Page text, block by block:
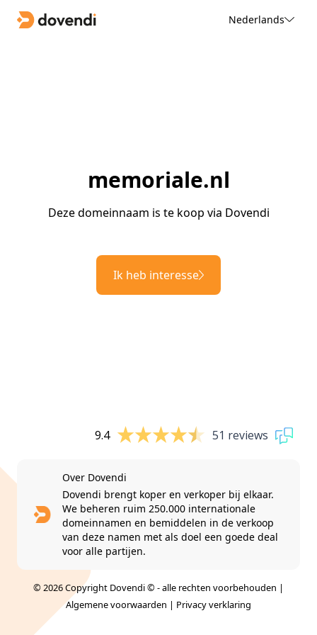
Nederlands
memoriale.nl
Deze domeinnaam is te koop via Dovendi
Ik heb interesse
9.4 51 reviews
Over Dovendi
Dovendi brengt koper en verkoper bij elkaar.
We beheren ruim 250.000 internationale
domeinnamen en bemiddelen in de verkoop
van deze namen met als doel een goede deal
voor alle partijen.
© 2026 Copyright Dovendi © - alle rechten voorbehouden |
Algemene voorwaarden | Privacy verklaring